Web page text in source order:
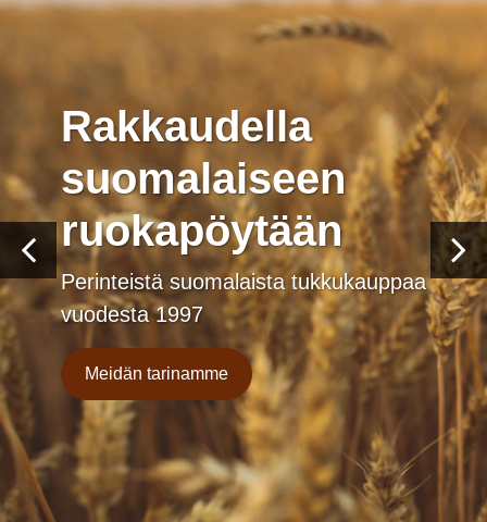
Rakkaudella
suomalaiseen
ruokapöytään
Perinteistä suomalaista tukkukauppaa
vuodesta 1997
Meidän tarinamme